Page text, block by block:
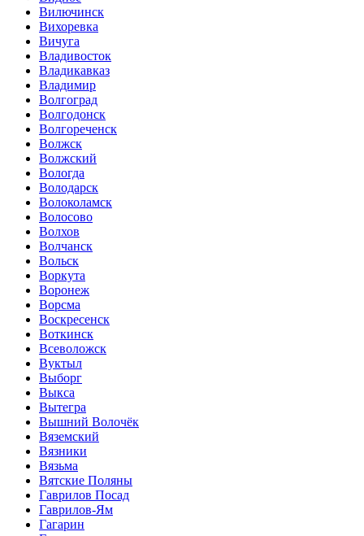
Вилючинск
Вихоревка
Вичуга
Владивосток
Владикавказ
Владимир
Волгоград
Волгодонск
Волгореченск
Волжск
Волжский
Вологда
Володарск
Волоколамск
Волосово
Волхов
Волчанск
Вольск
Воркута
Воронеж
Ворсма
Воскресенск
Воткинск
Всеволожск
Вуктыл
Выборг
Выкса
Вытегра
Вышний Волочёк
Вяземский
Вязники
Вязьма
Вятские Поляны
Гаврилов Посад
Гаврилов-Ям
Гагарин